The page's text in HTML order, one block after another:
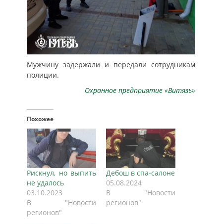
Мужчину задержали и передали сотрудникам
полиции.
Охранное предприятие «Витязь»
Похожее
Рискнул, но выпить
не удалось
03.10.2023
В "Новости
регионов"
Дебош в спа-салоне
05.08.2024
В "Новости
регионов"